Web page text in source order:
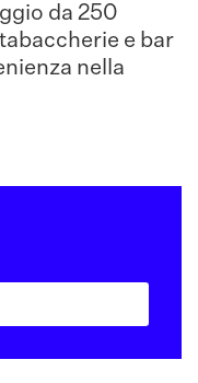
da 250
e bar
nella